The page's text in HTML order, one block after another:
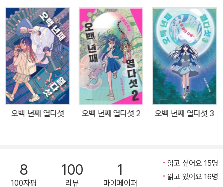
달라는 웅녀의 부탁으로 최초 구슬을 받고 야호족을 이루었다는 기발
한 상상에 ‘여우 누이’, ‘은혜 갚은 까치', '호랑이 형님' 등 우리 옛이야
기를 더해 오백 년 동안 열다섯 살로 살아온 여자아이의 비밀스러운
운명을 담았다. 이 책의 주인공 가을은 오백 년 전 열다섯 살에 최초의
야호 령에게 구슬을 받아 종야호가 된다. 야호가 되면 육체의 시간이
멈추기 때문에 구슬을 있는 한 영원한 삶을 살게 된다. 영원을 산다는
것은 축복일까, 저주일까? 가을은 오백 년을 살면서 계속되는 삶에
대한 회의, 매번 정체를 밝힐 수 없어서 마음을 나눈 사람들을 떠나야
했던 슬픔, 인간에게도 야호에게도 환영받지 못하는 존재라는 정체성
이기에 마음이 움직이는 일을 부정할 수가 없다. 가을은 열다섯 서희
였던 시절에 덫에 걸린 하얀 여우를 구했고, 하얀 여우로 변신했던 령
오백 년째 열다섯 오백 년째 열다섯 2 오백 년째 열다섯 3
8
100자평
100
리뷰
1
마이페이퍼
읽고 싶어요 15명
읽고 있어요 16명